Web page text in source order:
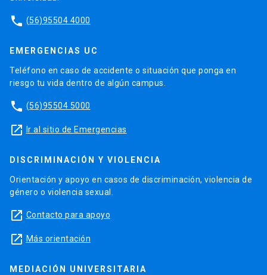
phone (56)95504 4000
EMERGENCIAS UC
Teléfono en caso de accidente o situación que ponga en
riesgo tu vida dentro de algún campus.
phone (56)95504 5000
launch Ir al sitio de Emergencias
DISCRIMINACIÓN Y VIOLENCIA
Orientación y apoyo en casos de discriminación, violencia de
género o violencia sexual.
launch Contacto para apoyo
launch Más orientación
MEDIACIÓN UNIVERSITARIA